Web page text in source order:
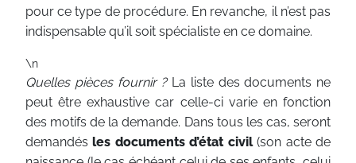
pour ce type de procédure. En revanche, il n’est pas
indispensable qu’il soit spécialiste en ce domaine.
\n
Quelles pièces fournir ? La liste des documents ne
peut être exhaustive car celle-ci varie en fonction
des motifs de la demande. Dans tous les cas, seront
demandésles documents d’état civil(son acte de